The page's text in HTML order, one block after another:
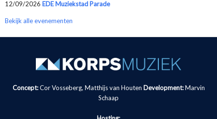
12/09/2026 EDE Muziekstad Parade
Bekijk alle evenementen
Concept:Cor Vosseberg, Matthijs van Houten Development: Marvin
Schaap